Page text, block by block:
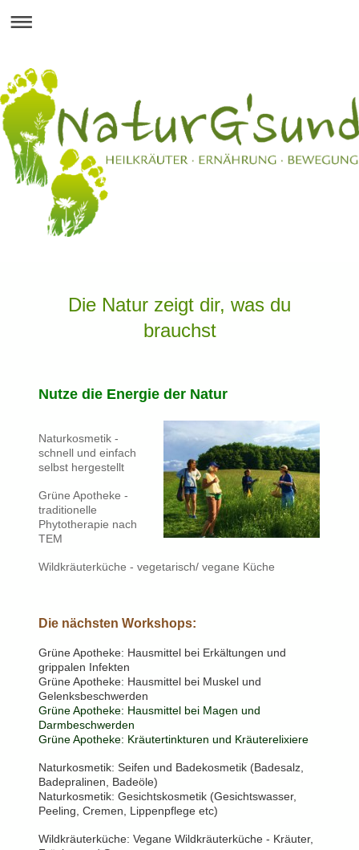
Die Natur zeigt dir, was du
brauchst
Nutze die Energie der Natur
Naturkosmetik -
schnell und einfach
selbst hergestellt
Grüne Apotheke -
traditionelle
Phytotherapie nach
TEM
Wildkräuterküche - vegetarisch/ vegane Küche
Die nächsten Workshops:
Grüne Apotheke: Hausmittel bei Erkältungen und
grippalen Infekten
Grüne Apotheke: Hausmittel bei Muskel und
Gelenksbeschwerden
Grüne Apotheke: Hausmittel bei Magen und
Darmbeschwerden
Grüne Apotheke: Kräutertinkturen und Kräuterelixiere
Naturkosmetik: Seifen und Badekosmetik (Badesalz,
Badepralinen, Badeöle)
Naturkosmetik: Gesichtskosmetik (Gesichtswasser,
Peeling, Cremen, Lippenpflege etc)
Wildkräuterküche: Vegane Wildkräuterküche - Kräuter,